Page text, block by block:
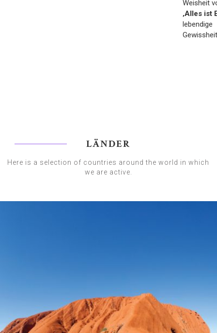
Weisheit
‚Alles ist
lebendige
LÄNDER
Here is a selection of countries around the world in which
we are active.